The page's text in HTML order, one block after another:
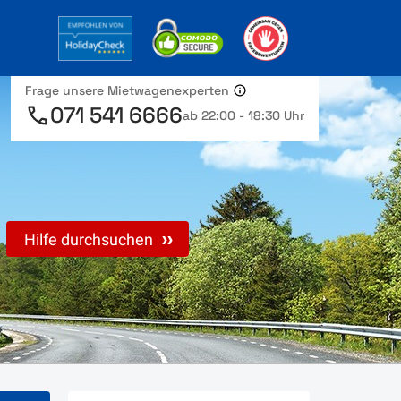
Frage unsere Mietwagenexperten
071 541 6666ab 22:00 - 18:30 Uhr
Hilfe durchsuchen